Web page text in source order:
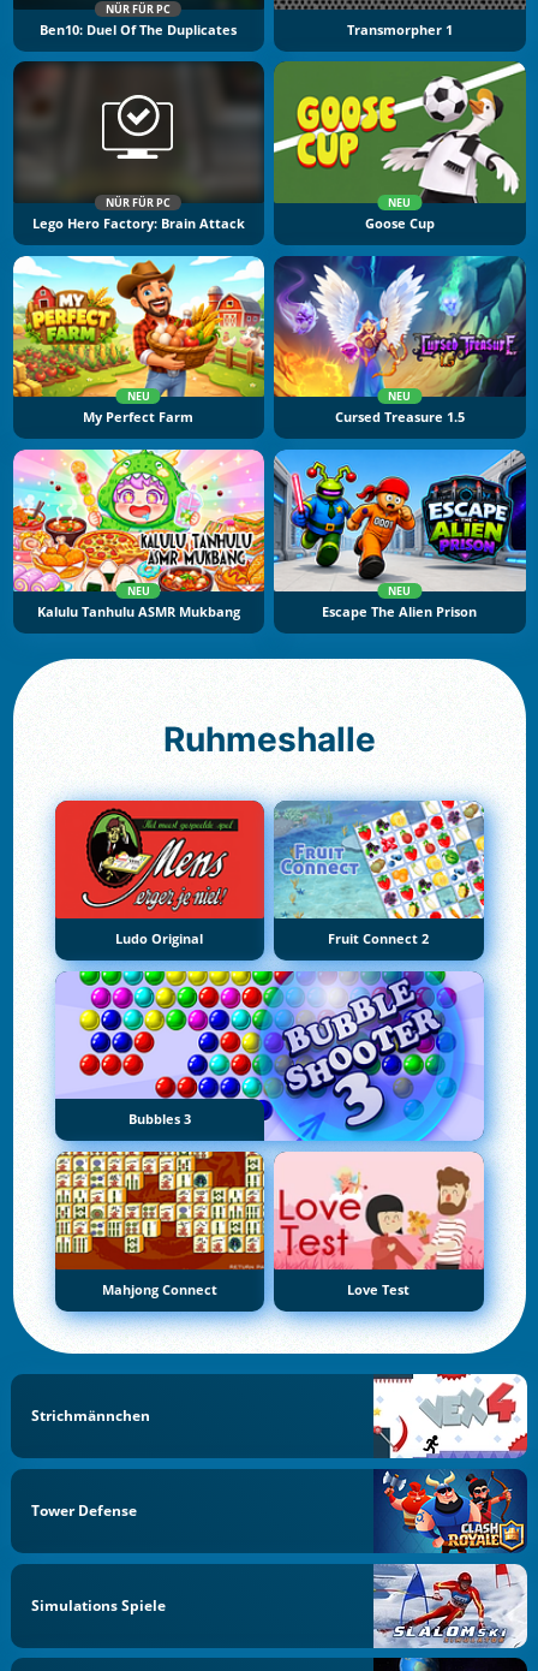
NÜR FÜR PC
Ben10: Duel Of The Duplicates Transmorpher 1
NÜR FÜR PC
Lego Hero Factory: Brain Attack
NEU
Goose Cup
NEU
My Perfect Farm
NEU
Cursed Treasure 1.5
NEU
Kalulu Tanhulu ASMR Mukbang
NEU
Escape The Alien Prison
Ruhmeshalle
Ludo Original Fruit Connect 2
Bubbles 3
Mahjong Connect Love Test
Strichmännchen
Tower Defense
Simulations Spiele